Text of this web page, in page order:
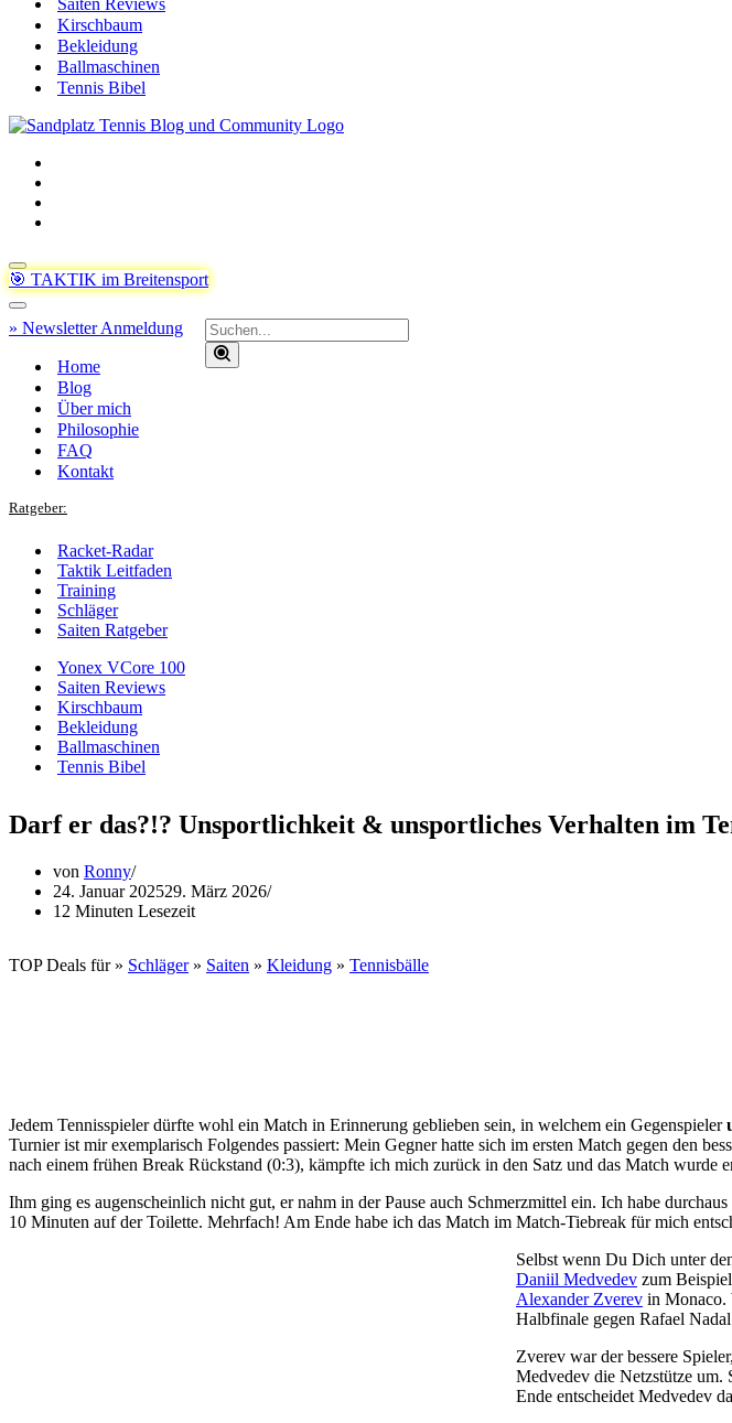
Saiten Reviews
Kirschbaum
Bekleidung
Ballmaschinen
Tennis Bibel
Navigationsmenü
🎯 TAKTIK im Breitensport
Navigationsmenü
Suchen
nach …
» Newsletter Anmeldung
Home
Blog
Über mich
Philosophie
FAQ
Kontakt
Ratgeber:
Racket-Radar
Taktik Leitfaden
Training
Schläger
Saiten Ratgeber
Yonex VCore 100
Saiten Reviews
Kirschbaum
Bekleidung
Ballmaschinen
Tennis Bibel
Darf er das?!? Unsportlichkeit & unsportliches Verhalten im
von Ronny
24. Januar 202529. März 2026
12 Minuten Lesezeit
TOP Deals für » Schläger» Saiten » Kleidung » Tennisbälle
Jedem Tennisspieler dürfte wohl ein Match in Erinnerung geblieben sein, in welchem ein Gegenspieler
Turnier ist mir exemplarisch Folgendes passiert: Mein Gegner hatte sich im ersten Match gegen den
nach einem frühen Break Rückstand (0:3), kämpfte ich mich zurück in den Satz und das Match wurde
Ihm ging es augenscheinlich nicht gut, er nahm in der Pause auch Schmerzmittel ein. Ich habe
10 Minuten auf der Toilette. Mehrfach! Am Ende habe ich das Match im Match-Tiebreak für mich
Selbst wenn Du Dich unter
Daniil Medvedev zum
Alexander Zverev in Monaco.
Halbfinale gegen Rafael
Zverev war der bessere
Medvedev die Netzstütze um.
Ende entscheidet Medvedev